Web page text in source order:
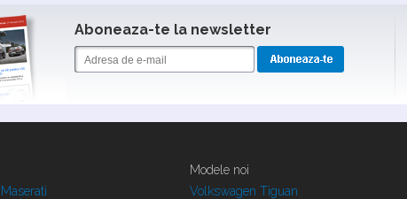
Aboneaza-te la newsletter
Maserati
Modele noi
Volkswagen Tiguan